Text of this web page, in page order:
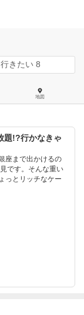
きたい 8
地図
題!?行かなきゃ
座まで出かけるの
です。そんな重い
っとリッチなケー